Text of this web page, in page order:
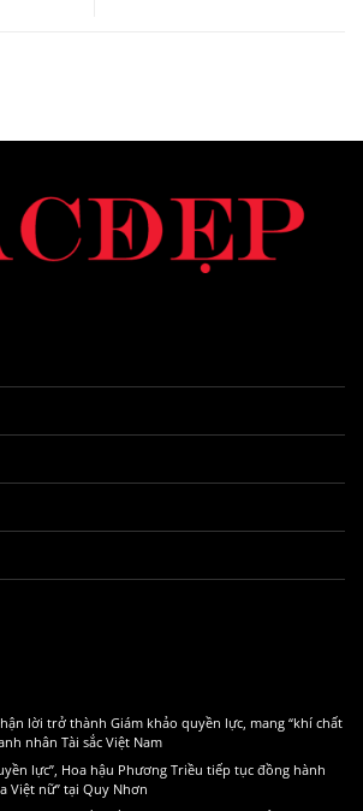
lời trở thành Giám khảo quyền lực, mang “khí chất
nhân Tài sắc Việt Nam
lực”, Hoa hậu Phương Triều tiếp tục đồng hành
Việt nữ” tại Quy Nhơn